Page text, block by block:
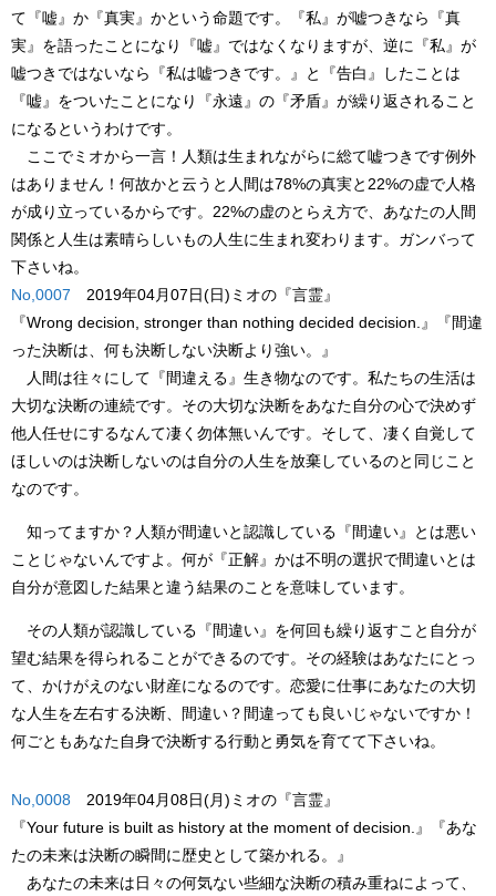
て『嘘』か『真実』かという命題です。『私』が嘘つきなら『真
実』を語ったことになり『嘘』ではなくなりますが、逆に『私』が
嘘つきではないなら
『私は嘘つきです。』
と『告白』したことは
『嘘』をついたことになり『永遠』の『矛盾』が繰り返されること
になるというわけです。
ここで ミオから一言！人類は生まれながらに総て嘘つきです例外
はありません！何故かと云うと人間は78%の真実と 22%の虚で人格
が成り立っているからです。 22%の虚のとらえ方で、あなたの人間
関係と人生は素晴らしいもの人生に生まれ変わります。 ガンバって
下さいね。
No,0007 2019年04月07日(日)ミオの『言霊』
『Wrong decision, stronger than nothing decided decision.』
『間違
った決断は、何も決断しない決断より強い。』
人間は往々にして『間違える』生き物なのです。私たちの生活は
大切な決断の連続です。その大切な決断をあなた自分の心で決めず
他人任せにするなんて凄く勿体無いんです。そして、凄く自覚して
ほしいのは決断しないのは自分の人生を放棄しているのと同じこと
なのです。
知ってますか？人類が間違いと認識している『間違い』とは悪い
ことじゃないんですよ。何が『正解』かは不明の選択で間違いとは
自分が意図した結果と違う結果のことを意味しています。
その人類が認識している『間違い』を何回も繰り返すこと自分が
望む結果を得られることができるのです。その経験はあなたにとっ
て、かけがえのない財産になるのです。恋愛に仕事にあなたの大切
な人生を左右する決断、間違い？間違っても良いじゃないですか！
何ごともあなた自身で決断する行動と勇気を育てて下さいね。
No,0008 2019年04月08日(月)ミオの『言霊』
『Your future is built as history at the moment of decision.』
『あな
たの未来は決断の瞬間に歴史として築かれる。』
あなたの未来は日々の何気ない些細な決断の積み重ねによって、